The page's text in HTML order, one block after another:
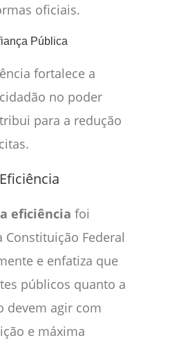
oficiais.
Pública
fortalece a
no poder
para a redução
eficiência foi
Federal
e enfatiza que
públicos quanto a
devem agir com
e máxima